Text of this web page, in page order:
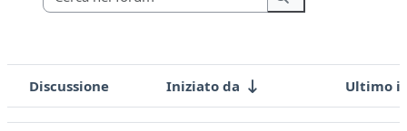
Cerca nei forum
Stato
Discussione Iniziato da Ultimo